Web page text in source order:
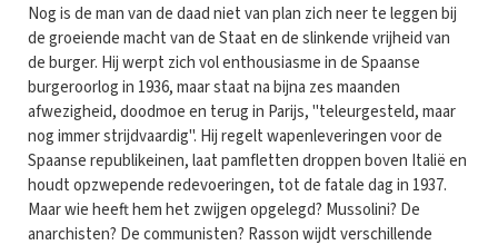
Nog is de man van de daad niet van plan zich neer te leggen bij
de groeiende macht van de Staat en de slinkende vrijheid van
de burger. Hij werpt zich vol enthousiasme in de Spaanse
burgeroorlog in 1936, maar staat na bijna zes maanden
afwezigheid, doodmoe en terug in Parijs, "teleurgesteld, maar
nog immer strijdvaardig". Hij regelt wapenleveringen voor de
Spaanse republikeinen, laat pamfletten droppen boven Italië en
houdt opzwepende redevoeringen, tot de fatale dag in 1937.
Maar wie heeft hem het zwijgen opgelegd? Mussolini? De
anarchisten? De communisten? Rasson wijdt verschillende